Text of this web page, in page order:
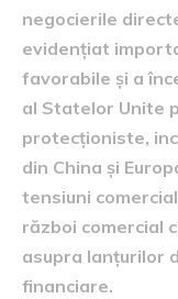
negocierile
evidențiat
favorabile și a
al Statelor Unite
protecționiste,
din China și
tensiuni
război comercial
asupra lanțurilor
financiare.